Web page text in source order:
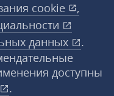
cookie
,
данных
.
доступны
.